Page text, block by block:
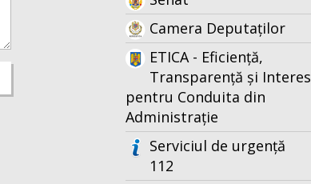
Camera Deputaților
ETICA - Eficiență,
Transparență și Interes
pentru Conduita din
Administrație
Serviciul de urgență
112